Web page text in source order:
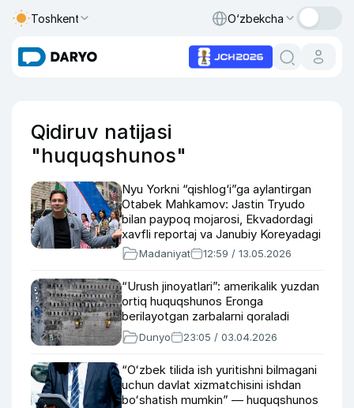
Toshkent O‘zbekcha
Qidiruv natijasi
"huquqshunos"
Nyu Yorkni “qishlog‘i”ga aylantirgan
Otabek Mahkamov: Jastin Tryudo
bilan paypoq mojarosi, Ekvadordagi
xavfli reportaj va Janubiy Koreyadagi
“hojatxonalar muzeyi” haqida
Madaniyat 12:59 / 13.05.2026
“Urush jinoyatlari”: amerikalik yuzdan
ortiq huquqshunos Eronga
berilayotgan zarbalarni qoraladi
Dunyo 23:05 / 03.04.2026
“Oʻzbek tilida ish yuritishni bilmagani
uchun davlat xizmatchisini ishdan
boʻshatish mumkin” — huquqshunos